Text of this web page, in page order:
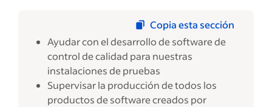
Copia esta sección
Ayudar con el desarrollo de software de
control de calidad para nuestras
instalaciones de pruebas
Supervisar la producción de todos los
productos de software creados por